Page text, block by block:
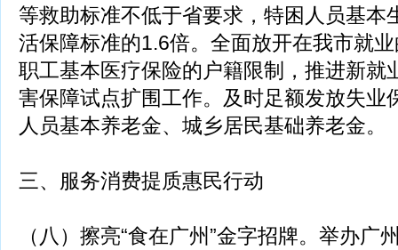
等救助标准不低于省要求，特困人员基本
活保障标准的1.6倍。全面放开在我市就
职工基本医疗保险的户籍限制，推进新就
害保障试点扩围工作。及时足额发放失业
人员基本养老金、城乡居民基础养老金。
三、服务消费提质惠民行动
（八）擦亮“食在广州”金字招牌。举办广